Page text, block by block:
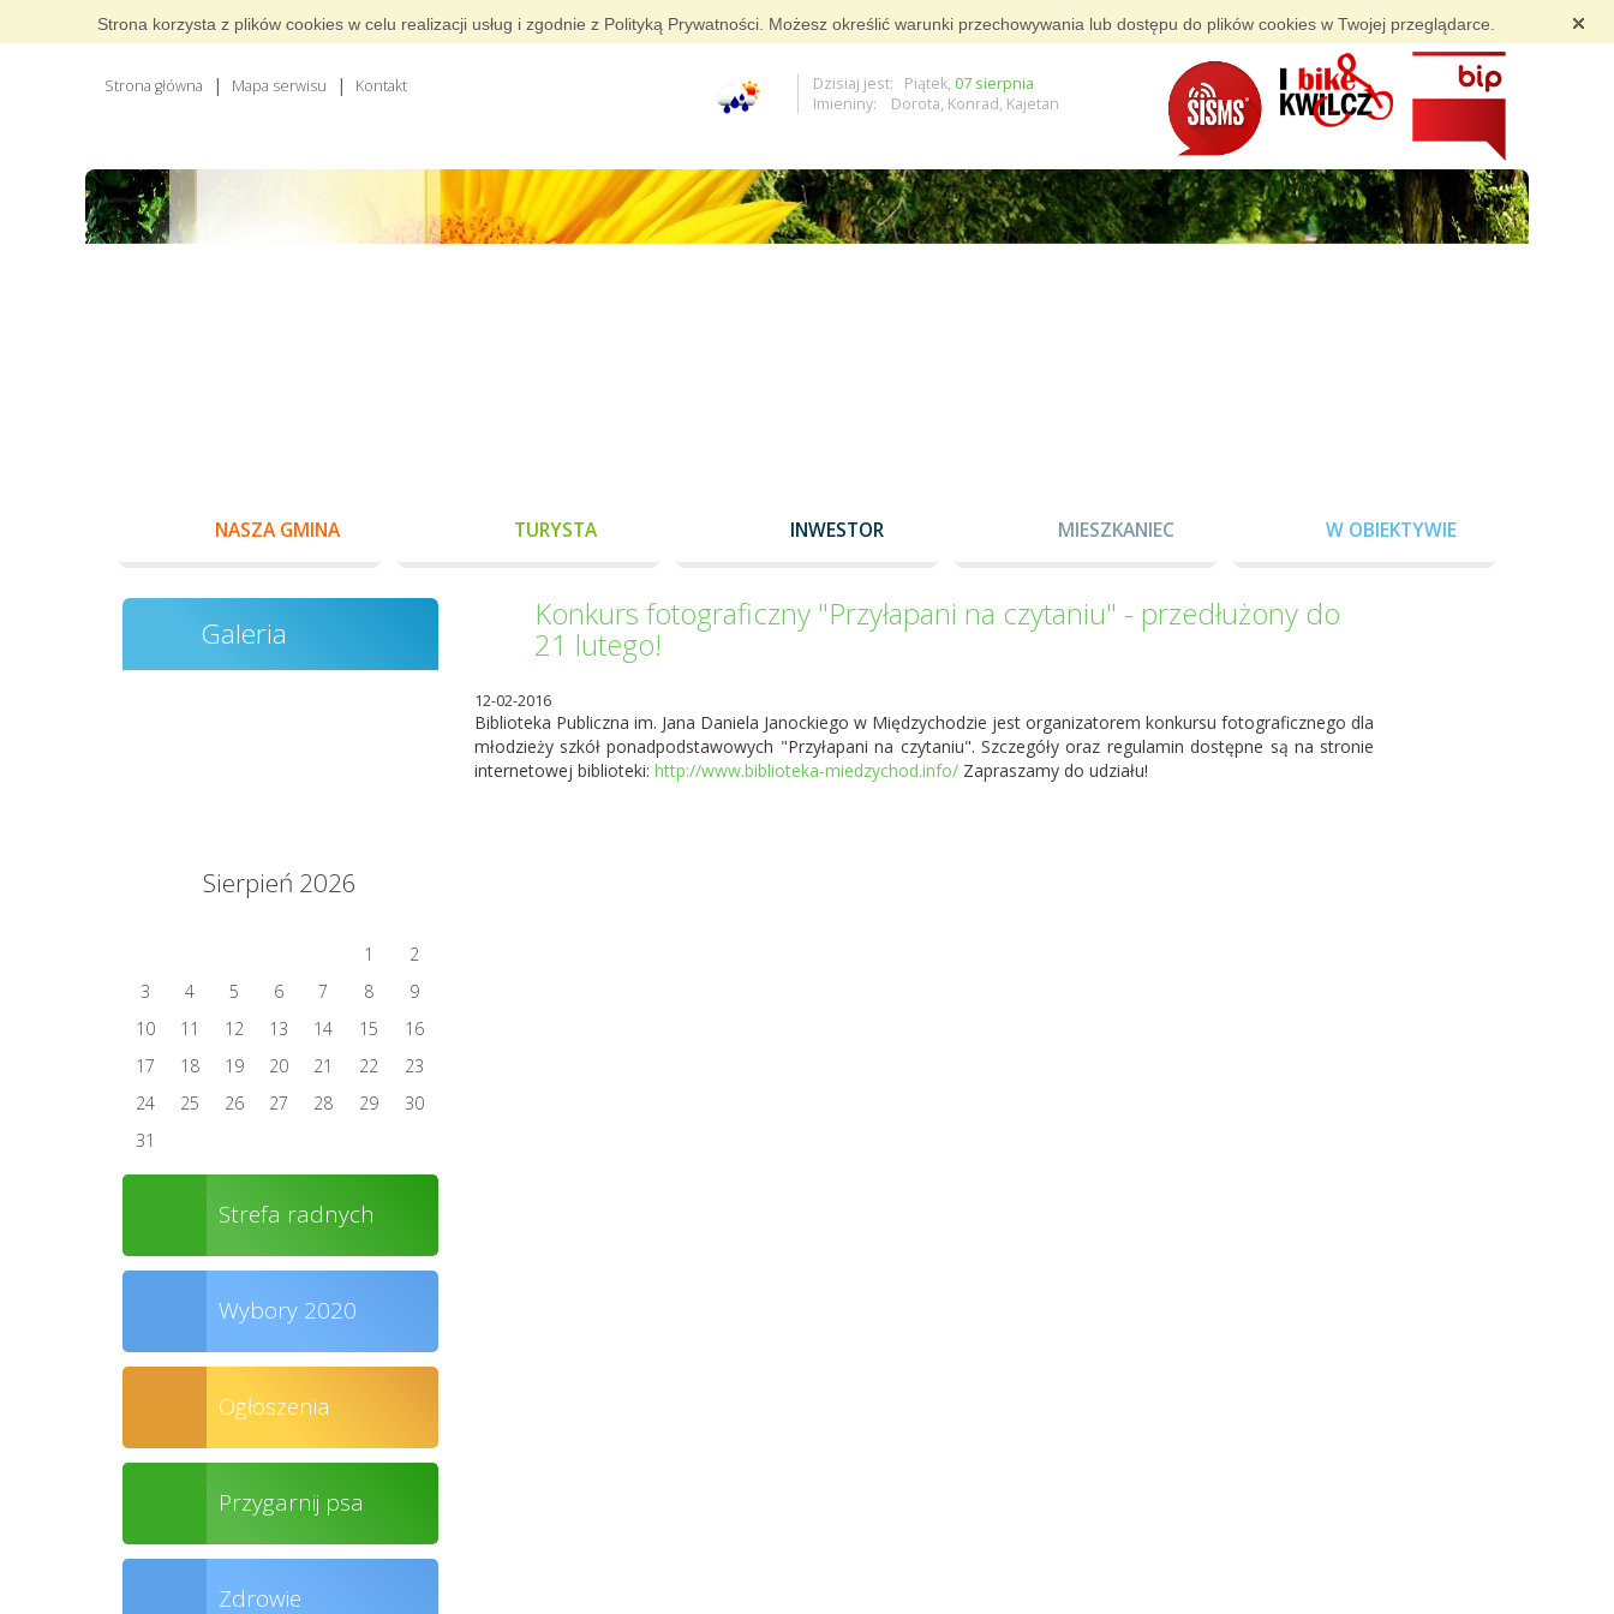
Strona korzysta z plików cookies w celu realizacji usług i zgodnie z Polityką Prywatności. Możesz określić warunki przechowywania lub dostępu do plików cookies w Twojej przeglądarce.
Strona główna Mapa serwisu Kontakt Dzisiaj jest: Piątek, 07 sierpnia
Imieniny: Dorota, Konrad, Kajetan
NASZA GMINA TURYSTA INWESTOR MIESZKANIEC W OBIEKTYWIE
Galeria
Sierpień 2026
1
2
3
4 5 6 7 8
9
10
11 12 13 14 15
16
17
18 19 20 21 22
23
24
25 26 27 28 29
30
31
Strefa radnych
Wybory 2020
Ogłoszenia
Przygarnij psa
Zdrowie
Konkurs fotograficzny "Przyłapani na czytaniu" - przedłużony do
21 lutego!
12-02-2016
Biblioteka Publiczna im. Jana Daniela Janockiego w Międzychodzie jest organizatorem konkursu fotograficznego dla
młodzieży szkół ponadpodstawowych "Przyłapani na czytaniu". Szczegóły oraz regulamin dostępne są na stronie
internetowej biblioteki: http://www.biblioteka-miedzychod.info/Zapraszamy do udziału!